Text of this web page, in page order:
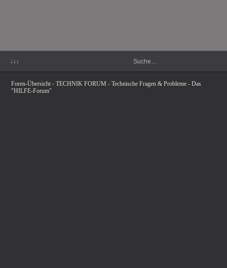
↓↓↓
Foren-Übersicht › TECHNIK FORUM › Technische Fragen & Probleme - Das
"HILFE-Forum"